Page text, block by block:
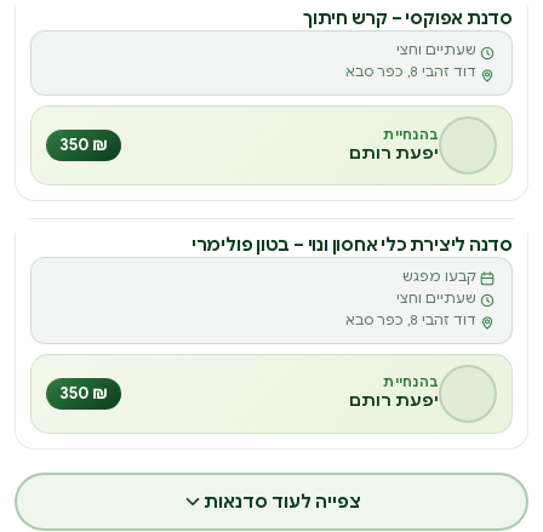
סדנה
ס
סדנת אפוקסי – קרש חיתוך
שעתיים וחצי
דוד זהבי 8, כפר סבא
בהנחיית
יפעת רותם ₪ 350
סדנה
ס
סדנה ליצירת כלי אחסון ונוי – בטון פולימרי
קבעו מפגש
שעתיים וחצי
דוד זהבי 8, כפר סבא
בהנחיית
יפעת רותם ₪ 350
צפייה לעוד סדנאות